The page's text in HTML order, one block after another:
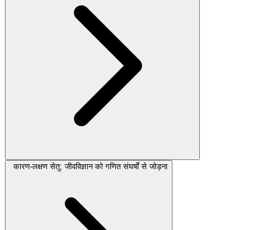
कारण-लक्षण सेतु: जीवविज्ञान को गणित संघर्षों से जोड़ना